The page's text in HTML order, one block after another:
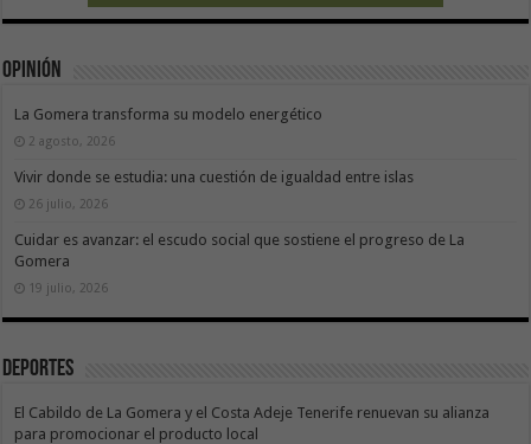
Opinión
La Gomera transforma su modelo energético
2 agosto, 2026
Vivir donde se estudia: una cuestión de igualdad entre islas
26 julio, 2026
Cuidar es avanzar: el escudo social que sostiene el progreso de La
Gomera
19 julio, 2026
Deportes
El Cabildo de La Gomera y el Costa Adeje Tenerife renuevan su alianza
para promocionar el producto local